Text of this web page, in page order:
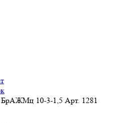
10-3-1,5 Арт. 1281